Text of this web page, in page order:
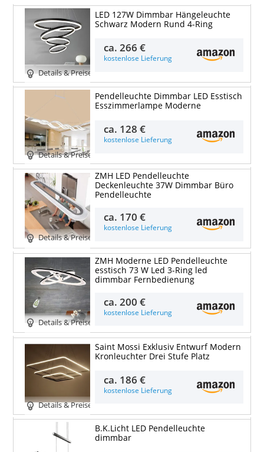
Details & Preise
LED 127W Dimmbar Hängeleuchte
Schwarz Modern Rund 4-Ring
ca.266 €
kostenlose Lieferung
Details & Preise
Pendelleuchte Dimmbar LED Esstisch
Esszimmerlampe Moderne
ca. 128 €
kostenlose Lieferung
Details & Preise
ZMH LED Pendelleuchte
Deckenleuchte 37W Dimmbar Büro
Pendelleuchte
ca. 170 €
kostenlose Lieferung
Details & Preise
ZMH Moderne LED Pendelleuchte
esstisch 73 W Led 3-Ring led
dimmbar Fernbedienung
ca.200 €
kostenlose Lieferung
Details & Preise
Saint Mossi Exklusiv Entwurf Modern
Kronleuchter Drei Stufe Platz
ca. 186 €
kostenlose Lieferung
B.K.Licht LED Pendelleuchte
dimmbar